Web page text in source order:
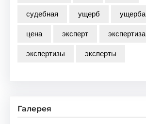
судебная
ущерб
ущерба
цена
эксперт
экспертиза
экспертизы
эксперты
Галерея